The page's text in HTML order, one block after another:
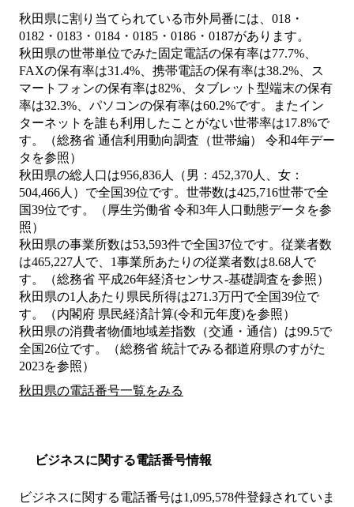
秋田県に割り当てられている市外局番には、018・
0182・0183・0184・0185・0186・0187があります。
秋田県の世帯単位でみた固定電話の保有率は77.7%、
FAXの保有率は31.4%、携帯電話の保有率は38.2%、ス
マートフォンの保有率は82%、タブレット型端末の保有
率は32.3%、パソコンの保有率は60.2%です。またイン
ターネットを誰も利用したことがない世帯率は17.8%で
す。（総務省 通信利用動向調査（世帯編） 令和4年デー
タを参照）
秋田県の総人口は956,836人（男：452,370人、女：
504,466人）で全国39位です。世帯数は425,716世帯で全
国39位です。（厚生労働省 令和3年人口動態データを参
照）
秋田県の事業所数は53,593件で全国37位です。従業者数
は465,227人で、1事業所あたりの従業者数は8.68人で
す。（総務省 平成26年経済センサス‐基礎調査を参照）
秋田県の1人あたり県民所得は271.3万円で全国39位で
す。（内閣府 県民経済計算(令和元年度)を参照）
秋田県の消費者物価地域差指数（交通・通信）は99.5で
全国26位です。（総務省 統計でみる都道府県のすがた
2023を参照）
秋田県の電話番号一覧をみる
ビジネスに関する電話番号情報
ビジネスに関する電話番号は1,095,578件登録されていま